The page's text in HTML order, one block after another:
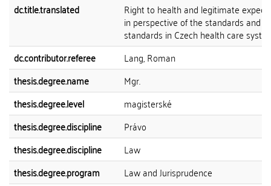
dc.title.translated
Right to health and legitimate
in perspective of the standards and
standards in Czech health care
dc.contributor.referee
Lang, Roman
thesis.degree.name
Mgr.
thesis.degree.level
magisterské
thesis.degree.discipline
Právo
thesis.degree.discipline
Law
thesis.degree.program
Law and Jurisprudence